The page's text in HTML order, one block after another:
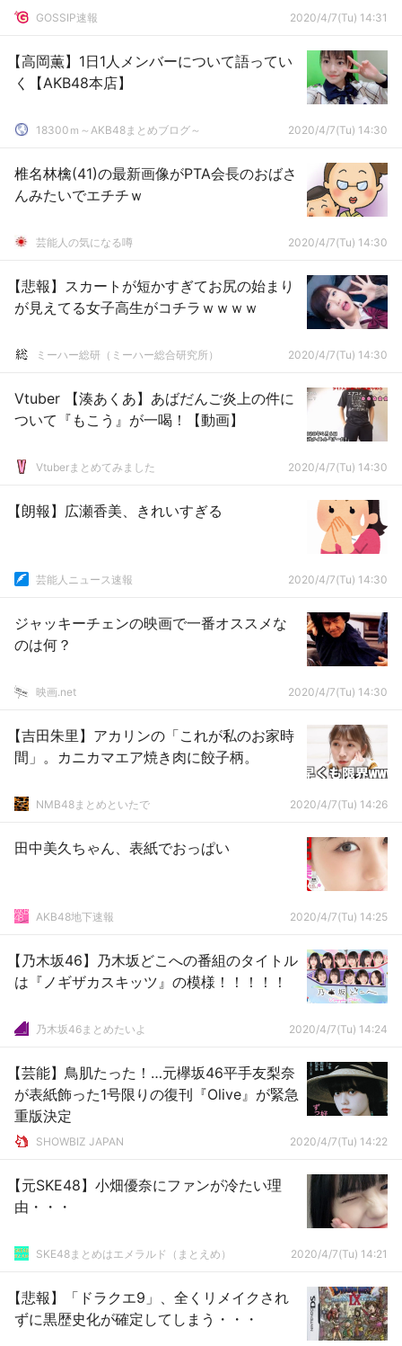
GOSSIP速報 2020/4/7(Tu) 14:31
【高岡薫】1日1人メンバーについて語ってい
く【AKB48本店】
18300ｍ～AKB48まとめブログ～ 2020/4/7(Tu) 14:30
椎名林檎(41)の最新画像がPTA会長のおばさ
んみたいでエチチｗ
芸能人の気になる噂 2020/4/7(Tu) 14:30
【悲報】スカートが短かすぎてお尻の始まり
が見えてる女子高生がコチラｗｗｗｗ
ミーハー総研（ミーハー総合研究所） 2020/4/7(Tu) 14:30
Vtuber 【湊あくあ】あばだんご炎上の件に
ついて『もこう』が一喝！【動画】
Vtuberまとめてみました 2020/4/7(Tu) 14:30
【朗報】広瀬香美、きれいすぎる
芸能人ニュース速報 2020/4/7(Tu) 14:30
ジャッキーチェンの映画で一番オススメな
のは何？
映画.net 2020/4/7(Tu) 14:30
【吉田朱里】アカリンの「これが私のお家時
間」。カニカマエア焼き肉に餃子柄。
NMB48まとめといたで 2020/4/7(Tu) 14:26
田中美久ちゃん、表紙でおっぱい
AKB48地下速報 2020/4/7(Tu) 14:25
【乃木坂46】乃木坂どこへの番組のタイトル
は『ノギザカスキッツ』の模様！！！！！
乃木坂46まとめたいよ 2020/4/7(Tu) 14:24
【芸能】鳥肌たった！…元欅坂46平手友梨奈
が表紙飾った1号限りの復刊『Olive』が緊急
重版決定
SHOWBIZ JAPAN 2020/4/7(Tu) 14:22
【元SKE48】小畑優奈にファンが冷たい理
由・・・
SKE48まとめはエメラルド（まとえめ） 2020/4/7(Tu) 14:21
【悲報】「ドラクエ9」、全くリメイクされ
ずに黒歴史化が確定してしまう・・・